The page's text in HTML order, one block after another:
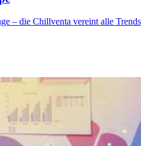
– die Chillventa vereint alle